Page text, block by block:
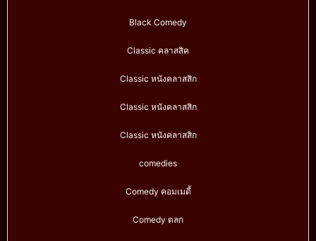
Black Comedy
Classic คลาสสิค
Classic หนังคลาสสิก
Classic หนังคลาสสิก
Classic หนังคลาสสิก
comedies
Comedy คอมเมดี้
Comedy ตลก